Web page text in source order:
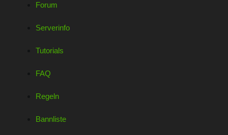
Forum
Serverinfo
Tutorials
FAQ
Regeln
Bannliste